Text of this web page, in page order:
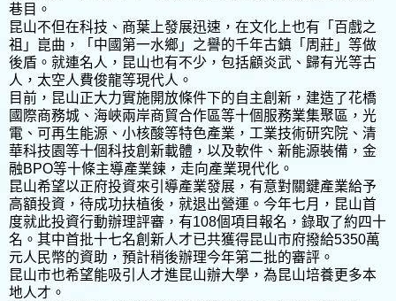
巷目。
昆山不但在科技、商葉上發展迅速，在文化上也有「百戲之
祖」崑曲，「中國第一水鄉」之譽的千年古鎮「周莊」等做
後盾。就連名人，昆山也有不少，包括顧炎武、歸有光等古
人，太空人費俊龍等現代人。
目前，昆山正大力實施開放條件下的自主創新，建造了花橋
國際商務城、海峽兩岸商貿合作區等十個服務業集聚區，光
電、可再生能源、小核酸等特色產業，工業技術研究院、清
華科技園等十個科技創新載體，以及軟件、新能源裝備，金
融BPO等十條主導產業鍊，走向產業現代化。
昆山希望以正府投資來引導產業發展，有意對關鍵產業給予
高額投資，待成功扶植後，就退出營運。今年七月，昆山首
度就此投資行動辦理評審，有108個項目報名，錄取了約四十
名。其中首批十七名創新人才已共獲得昆山市府撥給5350萬
元人民幣的資助，預計稍後辦理今年第二批的審評。
昆山市也希望能吸引人才進昆山辦大學，為昆山培養更多本
地人才。